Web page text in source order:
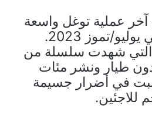
آخر عملية توغل واسعة
النطاق في جنين في يوليو/تموز 2023.
التي شهدت سلسلة من
طيار ونشر مئات
في أضرار جسيمة
للاجئين.